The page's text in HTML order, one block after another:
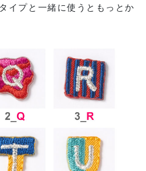
イプと一緒に使うともっとか